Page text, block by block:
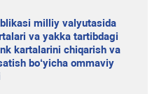
milliy valyutasida
va yakka tartibdagi
kartalarini chiqarish va
bo‘yicha ommaviy